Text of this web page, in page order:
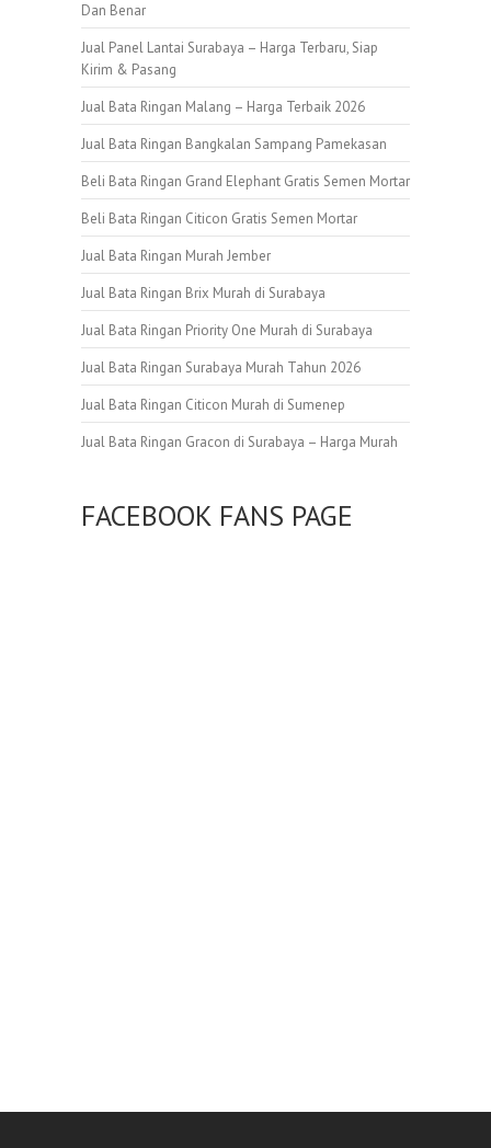
Dan Benar
Jual Panel Lantai Surabaya – Harga Terbaru, Siap
Kirim & Pasang
Jual Bata Ringan Malang – Harga Terbaik 2026
Jual Bata Ringan Bangkalan Sampang Pamekasan
Beli Bata Ringan Grand Elephant Gratis Semen Mortar
Beli Bata Ringan Citicon Gratis Semen Mortar
Jual Bata Ringan Murah Jember
Jual Bata Ringan Brix Murah di Surabaya
Jual Bata Ringan Priority One Murah di Surabaya
Jual Bata Ringan Surabaya Murah Tahun 2026
Jual Bata Ringan Citicon Murah di Sumenep
Jual Bata Ringan Gracon di Surabaya – Harga Murah
FACEBOOK FANS PAGE